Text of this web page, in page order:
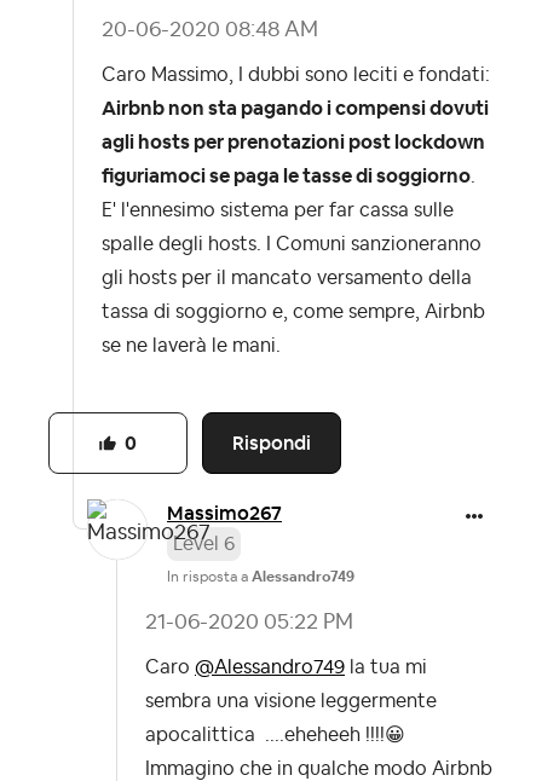
‎20-06-2020 08:48 AM
Caro Massimo, I dubbi sono leciti e fondati:
Airbnb non sta pagando i compensi dovuti
agli hosts per prenotazioni post lockdown
figuriamoci se paga le tasse di soggiorno
E' l'ennesimo sistema per far cassa sulle
spalle degli hosts. I Comuni sanzioneranno
gli hosts per il mancato versamento della
tassa di soggiorno e, come sempre, Airbnb
se ne laverà le mani.
Rispondi
0
Massimo267
Level 6
In risposta a Alessandro749
‎21-06-2020 05:22 PM
Caro @Alessandro749 la tua mi
sembra una visione leggermente
apocalittica ....eheheeh !!!!😀
Immagino che in qualche modo Airbnb